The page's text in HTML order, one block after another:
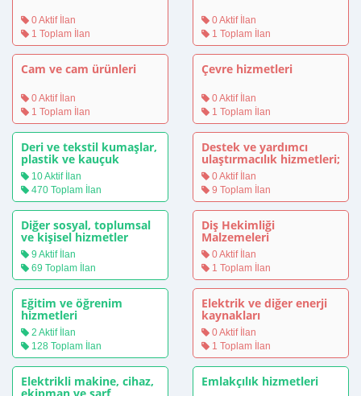
0 Aktif İlan
1 Toplam İlan
0 Aktif İlan
1 Toplam İlan
Cam ve cam ürünleri
0 Aktif İlan
1 Toplam İlan
Çevre hizmetleri
0 Aktif İlan
1 Toplam İlan
Deri ve tekstil kumaşlar,
plastik ve kauçuk
malzemeler
10 Aktif İlan
470 Toplam İlan
Destek ve yardımcı
ulaştırmacılık hizmetleri;
seyahat acentası
hizmetleri
0 Aktif İlan
9 Toplam İlan
Diğer sosyal, toplumsal
ve kişisel hizmetler
9 Aktif İlan
69 Toplam İlan
Diş Hekimliği
Malzemeleri
0 Aktif İlan
1 Toplam İlan
Eğitim ve öğrenim
hizmetleri
2 Aktif İlan
128 Toplam İlan
Elektrik ve diğer enerji
kaynakları
0 Aktif İlan
1 Toplam İlan
Elektrikli makine, cihaz,
ekipman ve sarf
Emlakçılık hizmetleri